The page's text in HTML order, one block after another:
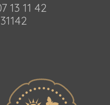
13 11 42